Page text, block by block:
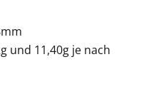
und 11,40g je nach